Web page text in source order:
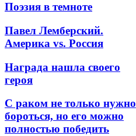
Поэзия в темноте
Павел Лемберский.
Америка vs. Россия
Награда нашла своего
героя
С раком не только нужно
бороться, но его можно
полностью победить